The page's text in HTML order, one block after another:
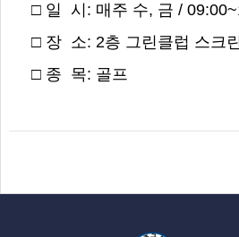
□ 일 시: 매주 수, 금 /
□ 장 소: 2층 그린클럽 스크
□ 종 목: 골프